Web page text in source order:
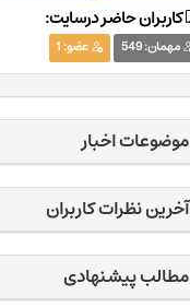
کاربران حاضر درسایت:
مهمان:549 عضو: 1
موضوعات اخبار
آخرین نظرات کاربران
مطالب پیشنهادی